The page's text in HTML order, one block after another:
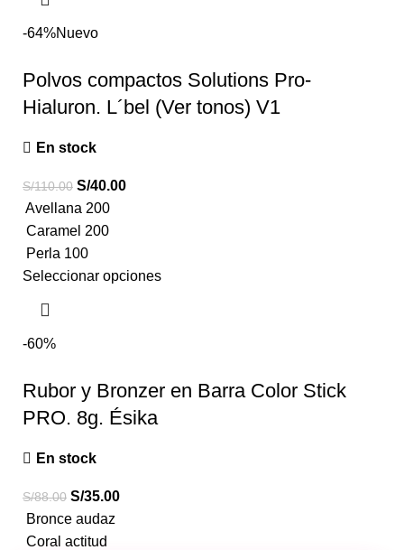
-64%Nuevo
Polvos compactos Solutions Pro-
Hialuron. L´bel (Ver tonos) V1
En stock
S/110.00 S/40.00
Avellana 200
Caramel 200
Perla 100
Seleccionar opciones
-60%
Rubor y Bronzer en Barra Color Stick
PRO. 8g. Ésika
En stock
S/88.00 S/35.00
Bronce audaz
Coral actitud